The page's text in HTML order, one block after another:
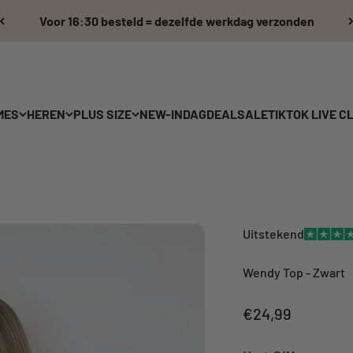
Voor 16:30 besteld = dezelfde werkdag verzonden
HEREN PLUS SIZE NEW-INDAGDEALSALETIKTOK LIVE
Uitstekend
Wendy Top - Zwart
Aanbiedingsprijs
€24,99